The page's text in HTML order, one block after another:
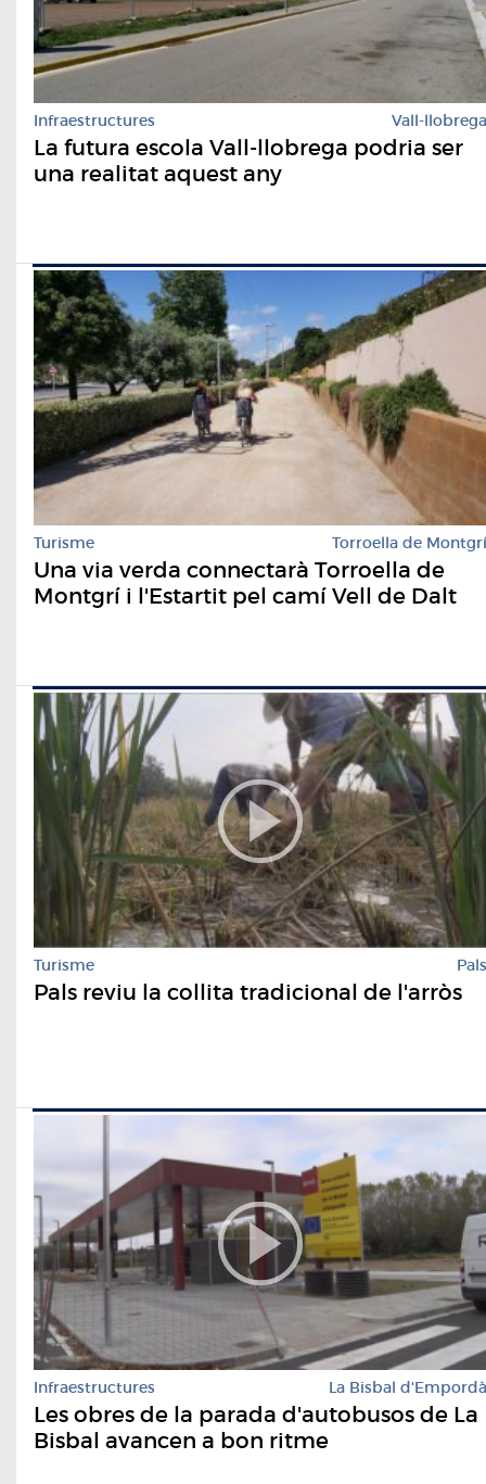
Infraestructures Vall-llobrega
La futura escola Vall-llobrega podria ser
una realitat aquest any
Turisme Torroella de Montgrí
Una via verda connectarà Torroella de
Montgrí i l'Estartit pel camí Vell de Dalt
Turisme Pals
Pals reviu la collita tradicional de l'arròs
Infraestructures La Bisbal d'Empordà
Les obres de la parada d'autobusos de La
Bisbal avancen a bon ritme